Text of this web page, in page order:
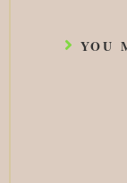
YOU